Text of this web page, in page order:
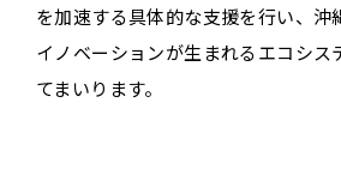
を加速する具体的な支援を行い、沖
イノベーションが生まれるエコシス
てまいります。